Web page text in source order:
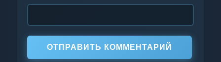
ОТПРАВИТЬ КОММЕНТАРИЙ